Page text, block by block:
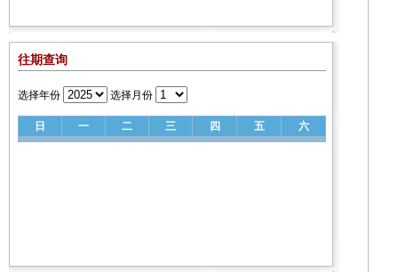
往期查询
选择年份 选择月份
日 一 二 三 四 五 六